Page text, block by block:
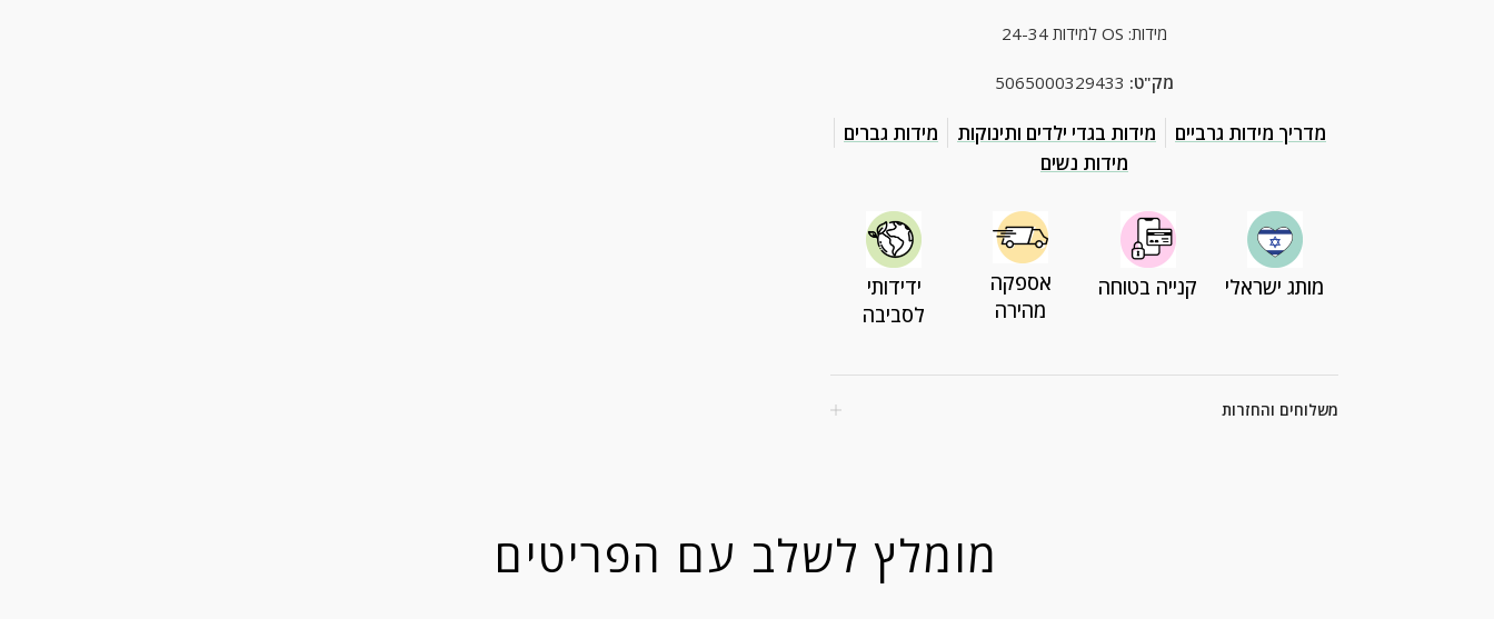
מידות: OS למידות 24-34
מק"ט: 5065000329433
מדריך מידות גרביים מידות בגדי ילדים ותינוקות
מידות גברים
מידות נשים
מותג ישראלי קנייה בטוחה
אספקה
מהירה
ידידותי
לסביבה
משלוחים והחזרות
מומלץ לשלב עם הפריטים